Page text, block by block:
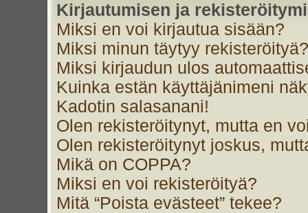
Kirjautumisen ja
Miksi en voi kirjautua sisään?
Miksi minun täytyy rekisteröityä?
Miksi kirjaudun ulos
Kuinka estän käyttäjänimeni
Kadotin salasanani!
Olen rekisteröitynyt, mutta en
Olen rekisteröitynyt joskus,
Mikä on COPPA?
Miksi en voi rekisteröityä?
Mitä “Poista evästeet” tekee?